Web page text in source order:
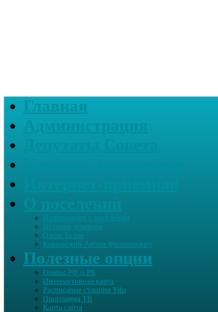
Главная
Информация о поселении
История деревень
Озеро Белое
Ковальский Антон Филиппович
Полезные опции
Гимны РФ и РБ
Интерактивная карта
Расписание станция Уфа
Программа ТВ
Карта сайта